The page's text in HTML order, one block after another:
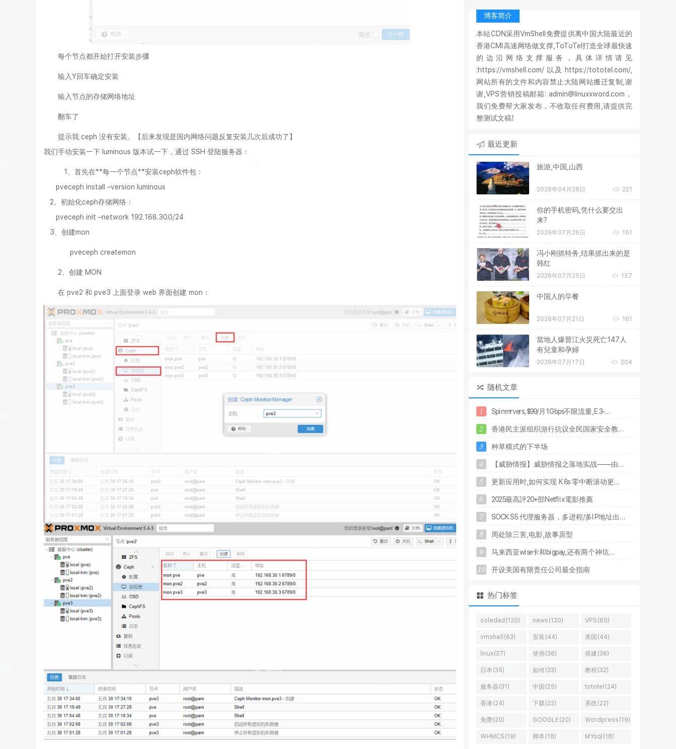
每个节点都开始打开安装步骤
输入Y回车确定安装
输入节点的存储网络地址
翻车了
提示我 ceph 没有安装。【后来发现是国内网络问题反复安装几次后成功了】
我们手动安装一下 luminous 版本试一下，通过 SSH 登陆服务器：
1、首先在**每一个节点**安装ceph软件包：
pveceph install –version luminous
2、初始化ceph存储网络：
pveceph init –network 192.168.30.0/24
3、创建mon
pveceph createmon
2、创建 MON
在 pve2 和 pve3 上面登录 web 界面创建 mon：
博客简介
本站CDN采用VmShell免费提供离中国大陆最近的
香港CMI高速网络做支撑,ToToTel打造全球最快速
的边沿网络支撑服务，具体详情请见
:https://vmshell.com/ 以及 https://tototel.com/,
网站所有的文件和内容禁止大陆网站搬迁复制,谢
谢,VPS营销投稿邮箱: admin@linuxxword.com，
我们免费帮大家发布，不收取任何费用,请提供完
整测试文稿!
最近更新
旅游,中国,山西
2026年04月28日 221
你的手机密码,凭什么要交出
来?
2026年07月26日 161
冯小刚抓特务,结果抓出来的是
韩红
2026年07月25日 157
中国人的早餐
2026年07月21日 161
當地人爆晉江火災死亡147人
有兒童和孕婦
2026年07月17日 204
随机文章
1 Spinservers, $99/月 1Gbps不限流量 E3-...
2 香港民主派组织游行抗议全民国家安全教...
3 种草模式的下半场
4 【 威胁情报】 威胁情报之落地实战——由...
5 更新应用时 如何实现 K8s零中断滚动更...
6 2025最高評20+部Netf ix電影推薦
7 SOCKS5代理服务器 ， 多进程/多 P地址出...
8 周处除三害 电影 故事原型
9 马来西亚wise卡和bigpay,还有两个神坑...
10 开设美国有限责任公司最全指南
热门标签
soledad(120) news(120) VPS(65)
vmshell(63) 安装(44) 美国(44)
linux(37) 使用(36) 搭建(36)
日本(35) 如何(33) 教程(32)
服务器(31) 中国(25) tototel(24)
香港(24) 下载(22) 系统(22)
免费(20) GOOGLE(20) Wordpress(19)
WHMCS(19) 脚本(18) MYsql(18)